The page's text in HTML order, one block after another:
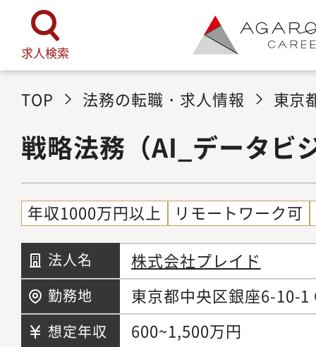
求人検索
TOP 法務の転職・求人情報 東京
戦略法務（AI_データビ
年収1000万円以上 リモートワーク可
法人名 株式会社プレイド
勤務地 東京都中央区銀座6-10-1
想定年収 600~1,500万円